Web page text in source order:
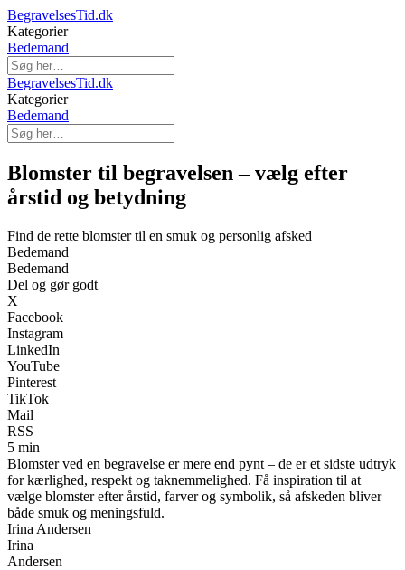
BegravelsesTid.dk
Kategorier
Bedemand
BegravelsesTid.dk
Kategorier
Bedemand
Blomster til begravelsen – vælg efter
årstid og betydning
Find de rette blomster til en smuk og personlig afsked
Bedemand
Bedemand
Del og gør godt
X
Facebook
Instagram
LinkedIn
YouTube
Pinterest
TikTok
Mail
RSS
5 min
Blomster ved en begravelse er mere end pynt – de er et sidste udtryk
for kærlighed, respekt og taknemmelighed. Få inspiration til at
vælge blomster efter årstid, farver og symbolik, så afskeden bliver
både smuk og meningsfuld.
Irina Andersen
Irina
Andersen